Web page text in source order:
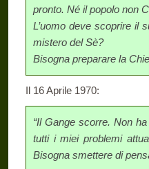
pronto. Né il popolo non
L’uomo deve scoprire il
mistero del Sè?
Bisogna preparare la
Il 16 Aprile 1970:
“Il Gange scorre. Non
tutti i miei problemi
Bisogna smettere di